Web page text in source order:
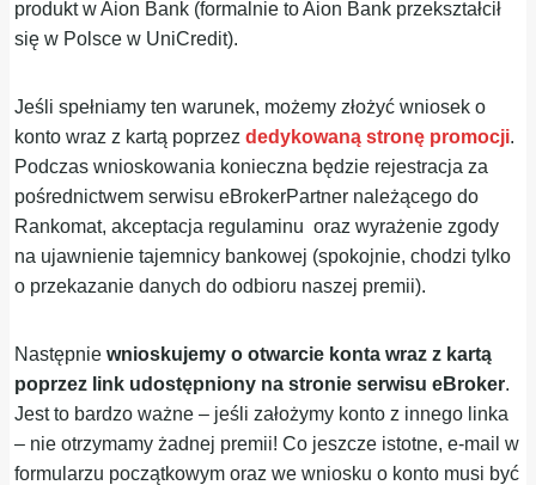
produkt w Aion Bank (formalnie to Aion Bank przekształcił
się w Polsce w UniCredit).
Jeśli spełniamy ten warunek, możemy złożyć wniosek o
konto wraz z kartą poprzezdedykowaną stronę promocji.
Podczas wnioskowania konieczna będzie rejestracja za
pośrednictwem serwisu eBrokerPartner należącego do
Rankomat, akceptacja regulaminu oraz wyrażenie zgody
na ujawnienie tajemnicy bankowej (spokojnie, chodzi tylko
o przekazanie danych do odbioru naszej premii).
Następniewnioskujemy o otwarcie konta wraz z kartą
poprzez link udostępniony na stronie serwisu eBroker.
Jest to bardzo ważne – jeśli założymy konto z innego linka
– nie otrzymamy żadnej premii! Co jeszcze istotne, e-mail w
formularzu początkowym oraz we wniosku o konto musi być